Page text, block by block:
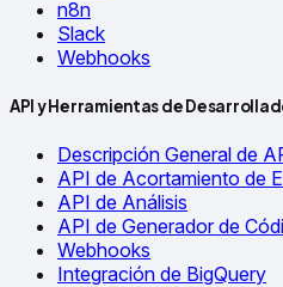
n8n
Slack
Webhooks
API y Herramientas de
Descripción General de
API de Acortamiento de
API de Análisis
API de Generador de
Webhooks
Integración de BigQuery